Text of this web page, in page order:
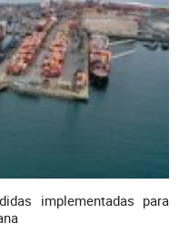
implementadas para